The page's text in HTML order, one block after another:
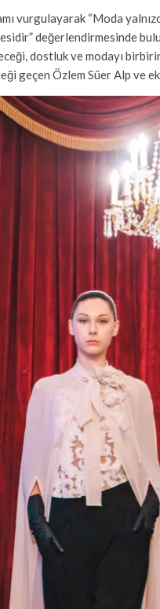
vurgulayarak “Moda
değerlendirmesinde
dostluk ve modayı
geçen Özlem Süer Alp ve